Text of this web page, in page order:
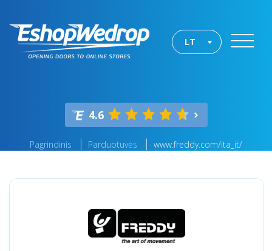
LT
4.6
Pagrindinis Parduotuvės www.freddy.com/ita_it/